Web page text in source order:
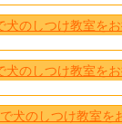
犬のしつけ教室を
犬のしつけ教室を
犬のしつけ教室を